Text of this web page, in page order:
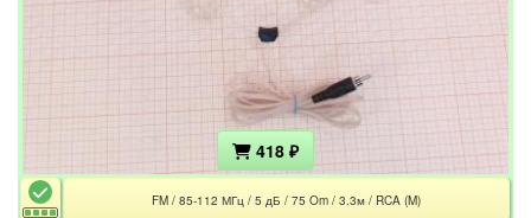
418 ₽
FM / 85-112 МГц / 5 дБ / 75 Om / 3.3м / RCA (M)